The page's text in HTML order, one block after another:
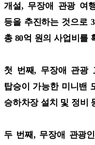
개설, 무장애 관광 여
등을 추진하는 것으로
총 80억 원의 사업비를
첫 번째, 무장애 관광
탑승이 가능한 미니밴
승하차장 설치 및 정비
두 번째, 무장애 관광